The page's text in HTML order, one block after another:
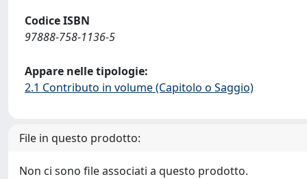
Codice ISBN
97888-758-1136-5
Appare nelle tipologie:
2.1 Contributo in volume (Capitolo o Saggio)
File in questo prodotto:
Non ci sono file associati a questo prodotto.